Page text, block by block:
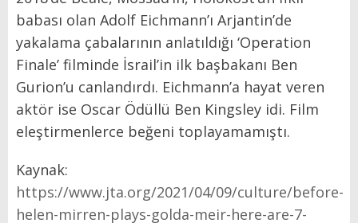
babası olan Adolf Eichmann’ı Arjantin’de
yakalama çabalarının anlatıldığı ‘Operation
Finale’ filminde İsrail’in ilk başbakanı Ben
Gurion’u canlandırdı. Eichmann’a hayat veren
aktör ise Oscar Ödüllü Ben Kingsley idi. Film
eleştirmenlerce beğeni toplayamamıştı.
Kaynak:
https://www.jta.org/2021/04/09/culture/before-
helen-mirren-plays-golda-meir-here-are-7-